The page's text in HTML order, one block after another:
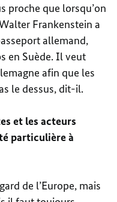
proche que lorsqu’on
Frankenstein a
allemand,
en Suède. Il veut
afin que les
le dessus, dit-il.
et les acteurs
particulière à
de l’Europe, mais